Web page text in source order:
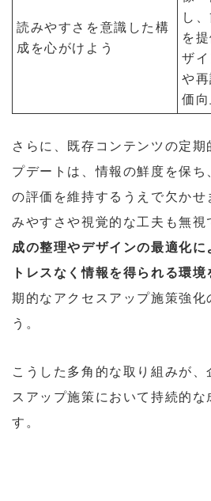
読みやすさを意識した構
成を心がけよう
し
を
ザ
や
価向
さらに、既存コンテンツの定期
プデートは、情報の鮮度を保ち
の評価を維持するうえで欠か
みやすさや視覚的な工夫も無視
成の整理やデザインの最適化
トレスなく情報を得られる環境
期的なアクセスアップ施策強化
う。
こうした多角的な取り組みが
スアップ施策において持続的な
す。